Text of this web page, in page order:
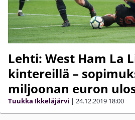
Lehti: West Ham La
kintereillä –
miljoonan euron
Tuukka Ikkeläjärvi | 24.12.2019 18:00